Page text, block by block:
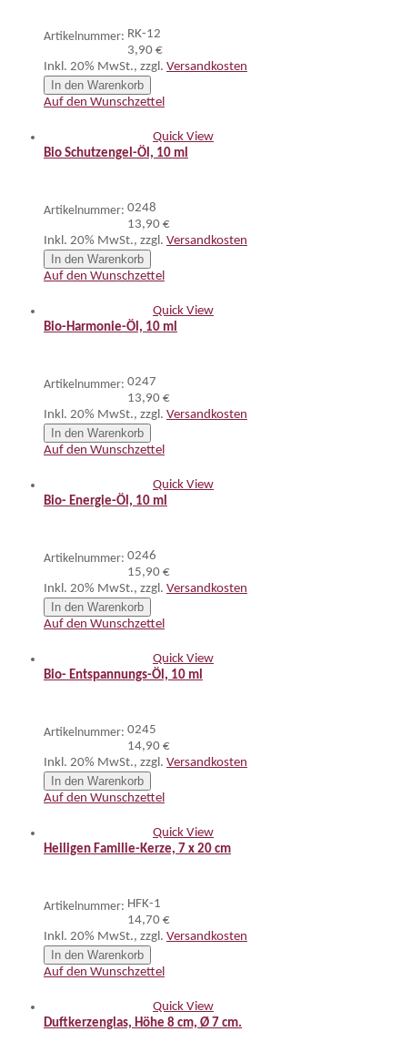
Artikelnummer: RK-12
3,90 €
Inkl. 20% MwSt., zzgl. Versandkosten
In den Warenkorb
Auf den Wunschzettel
Quick View
Bio Schutzengel-Öl, 10 ml
Artikelnummer: 0248
13,90 €
Inkl. 20% MwSt., zzgl. Versandkosten
In den Warenkorb
Auf den Wunschzettel
Quick View
Bio-Harmonie-Öl, 10 ml
Artikelnummer: 0247
13,90 €
Inkl. 20% MwSt., zzgl. Versandkosten
In den Warenkorb
Auf den Wunschzettel
Quick View
Bio- Energie-Öl, 10 ml
Artikelnummer: 0246
15,90 €
Inkl. 20% MwSt., zzgl. Versandkosten
In den Warenkorb
Auf den Wunschzettel
Quick View
Bio- Entspannungs-Öl, 10 ml
Artikelnummer: 0245
14,90 €
Inkl. 20% MwSt., zzgl. Versandkosten
In den Warenkorb
Auf den Wunschzettel
Quick View
Heiligen Familie-Kerze, 7 x 20 cm
Artikelnummer: HFK-1
14,70 €
Inkl. 20% MwSt., zzgl. Versandkosten
In den Warenkorb
Auf den Wunschzettel
Quick View
Duftkerzenglas, Höhe 8 cm, Ø 7 cm.